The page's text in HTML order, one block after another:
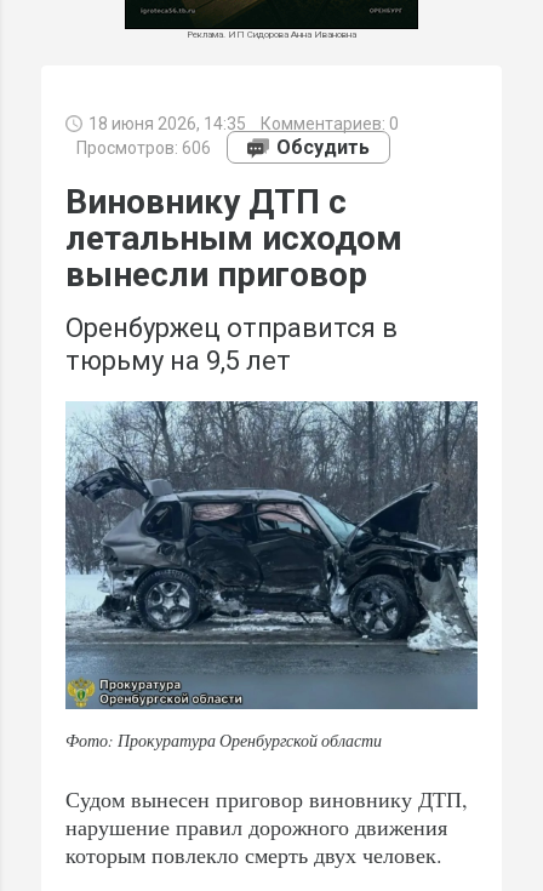
Реклама. ИП Сидорова Анна Ивановна
18 июня 2026, 14:35 Комментариев: 0
Просмотров: 606
Обсудить
Виновнику ДТП с
летальным исходом
вынесли приговор
Оренбуржец отправится в
тюрьму на 9,5 лет
Фото: Прокуратура Оренбургской области
Судом вынесен приговор виновнику ДТП,
нарушение правил дорожного движения
которым повлекло смерть двух человек.